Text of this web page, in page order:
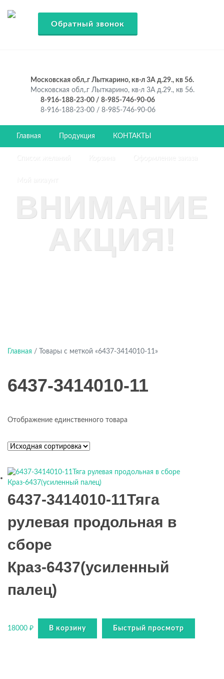
Обратный звонок
Московская обл,.г Лыткарино, кв-л 3А д.29., кв 56.
Московская обл,.г Лыткарино, кв-л 3А д.29., кв 56.
8-916-188-23-00 / 8-985-746-90-06
8-916-188-23-00 / 8-985-746-90-06
Главная Продукция КОНТАКТЫ
ВНИМАНИЕ
АКЦИЯ!
Главная / Товары с меткой «6437-3414010-11»
6437-3414010-11
Отображение единственного товара
6437-3414010-11Тяга
рулевая продольная в
сборе
Краз-6437(усиленный
палец)
18000 ₽ В корзину Быстрый просмотр